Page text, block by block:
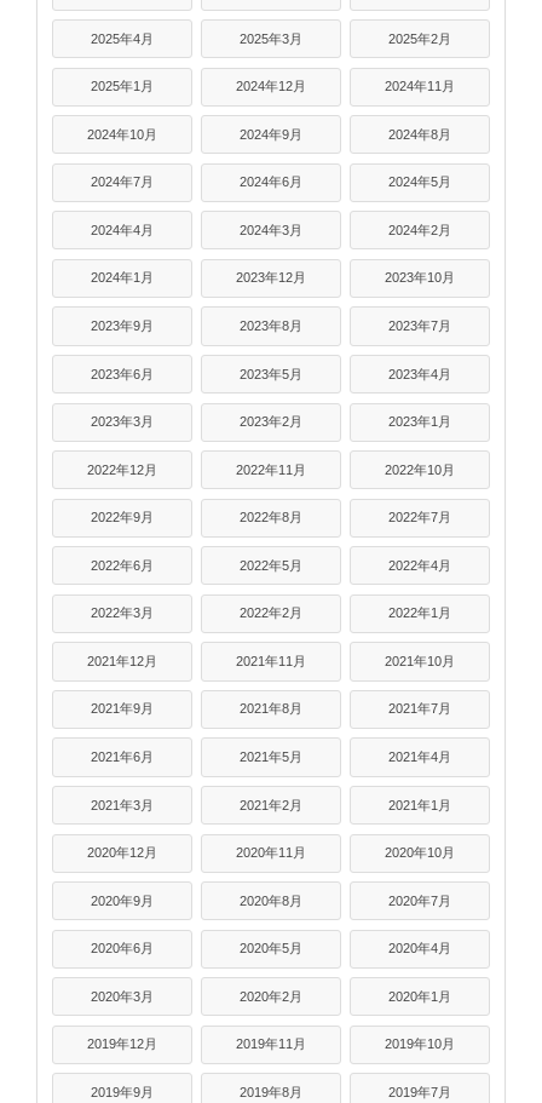
2025年4月 2025年3月 2025年2月
2025年1月 2024年12月 2024年11月
2024年10月 2024年9月 2024年8月
2024年7月 2024年6月 2024年5月
2024年4月 2024年3月 2024年2月
2024年1月 2023年12月 2023年10月
2023年9月 2023年8月 2023年7月
2023年6月 2023年5月 2023年4月
2023年3月 2023年2月 2023年1月
2022年12月 2022年11月 2022年10月
2022年9月 2022年8月 2022年7月
2022年6月 2022年5月 2022年4月
2022年3月 2022年2月 2022年1月
2021年12月 2021年11月 2021年10月
2021年9月 2021年8月 2021年7月
2021年6月 2021年5月 2021年4月
2021年3月 2021年2月 2021年1月
2020年12月 2020年11月 2020年10月
2020年9月 2020年8月 2020年7月
2020年6月 2020年5月 2020年4月
2020年3月 2020年2月 2020年1月
2019年12月 2019年11月 2019年10月
2019年9月 2019年8月 2019年7月